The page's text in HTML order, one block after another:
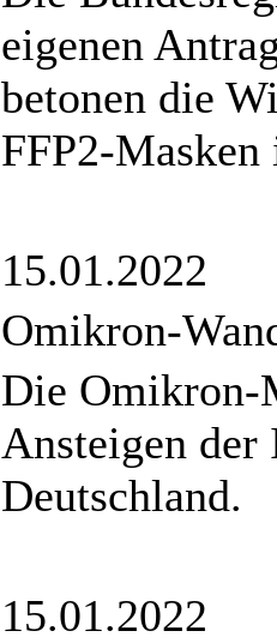
eigenen
betonen die
FFP2-
15.01.2022
Omikron-
Die Omikron-
Ansteigen der
Deutschland.
15.01.2022